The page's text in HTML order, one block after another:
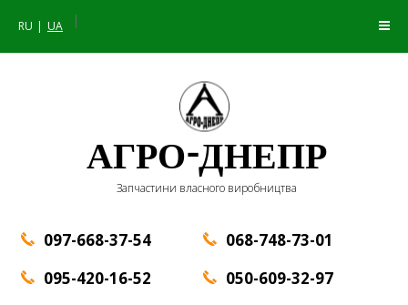
RU UA |
АГРО-ДНЕПР
Запчастини власного виробництва
097-668-37-54
095-420-16-52
068-748-73-01
050-609-32-97